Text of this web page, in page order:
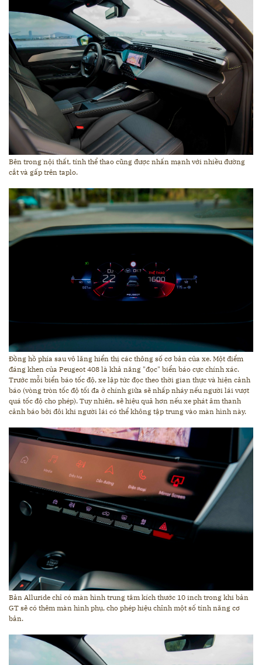
Bên trong nội thất, tính thể thao cũng được nhấn mạnh với nhiều đường
cắt và gấp trên taplo.
Đồng hồ phía sau vô lăng hiển thị các thông số cơ bản của xe. Một điểm
đáng khen của Peugeot 408 là khả năng "đọc" biển báo cực chính xác.
Trước mỗi biển báo tốc độ, xe lập tức đọc theo thời gian thực và hiện cảnh
báo (vòng tròn tốc độ tối đa ở chính giữa sẽ nhấp nháy nếu người lái vượt
quá tốc độ cho phép). Tuy nhiên, sẽ hiệu quả hơn nếu xe phát âm thanh
cảnh báo bởi đôi khi người lái có thể không tập trung vào màn hình này.
Bản Alluride chỉ có màn hình trung tâm kích thước 10 inch trong khi bản
GT sẽ có thêm màn hình phụ, cho phép hiệu chỉnh một số tính năng cơ
bản.